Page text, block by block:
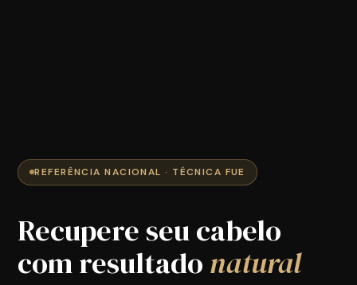
REFERÊNCIA NACIONAL · TÉCNICA FUE
Recupere seu cabelo
com resultado natural